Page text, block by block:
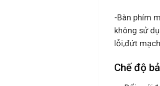
-Bàn phím
không sử
lỗi,đứt
Chế độ